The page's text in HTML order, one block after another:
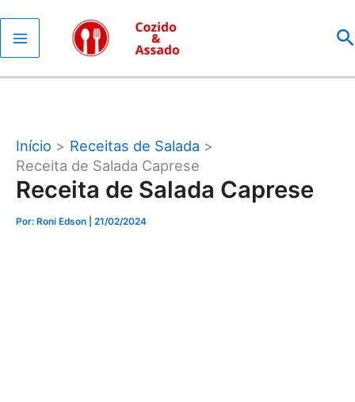
para
o
conteúdo
Início
Receitas de Salada
Receita de Salada Caprese
Receita de Salada Caprese
Por: Roni Edson | 21/02/2024